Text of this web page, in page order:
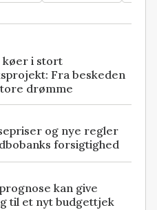
køer i stort
Fra beskeden
drømme
og nye regler
forsigtighed
kan give
til et nyt budgettjek